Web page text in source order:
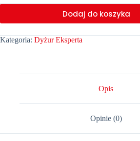
Dodaj do koszyka
Kategoria: Dyżur Eksperta
Opis
Opinie (0)